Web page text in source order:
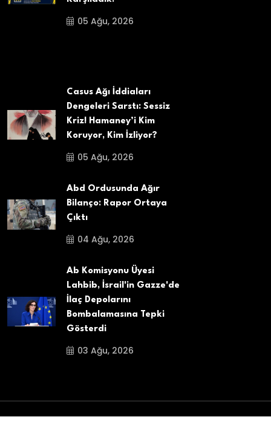
05 Ağu, 2026
Casus Ağı İddiaları
Dengeleri Sarstı: Sessiz
Kriz! Hamaney’i Kim
Koruyor, Kim İzliyor?
05 Ağu, 2026
Abd Ordusunda Ağır
Bilanço: Rapor Ortaya
Çıktı
04 Ağu, 2026
Ab Komisyonu Üyesi
Lahbib, İsrail'in Gazze'de
İlaç Depolarını
Bombalamasına Tepki
Gösterdi
03 Ağu, 2026